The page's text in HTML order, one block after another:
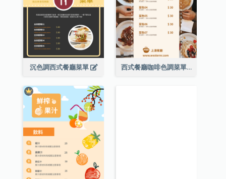
沉色調西式餐廳菜單 西式餐廳咖啡色調菜單